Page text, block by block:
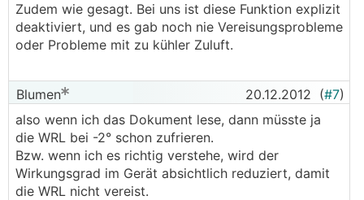
Zudem wie gesagt. Bei uns ist diese Funktion explizit
deaktiviert, und es gab noch nie Vereisungsprobleme
oder Probleme mit zu kühler Zuluft.
Blumen 20.12.2012 (#7)
also wenn ich das Dokument lese, dann müsste ja
die WRL bei -2° schon zufrieren.
Bzw. wenn ich es richtig verstehe, wird der
Wirkungsgrad im Gerät absichtlich reduziert, damit
die WRL nicht vereist.